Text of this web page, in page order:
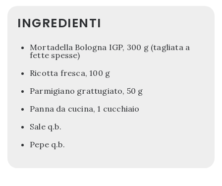
INGREDIENTI
Mortadella Bologna IGP, 300 g (tagliata a
fette spesse)
Ricotta fresca, 100 g
Parmigiano grattugiato, 50 g
Panna da cucina, 1 cucchiaio
Sale q.b.
Pepe q.b.